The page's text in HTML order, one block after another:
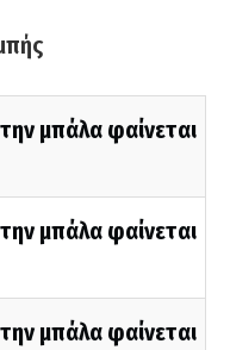
μπάλα φαίνεται
μπάλα φαίνεται
μπάλα φαίνεται